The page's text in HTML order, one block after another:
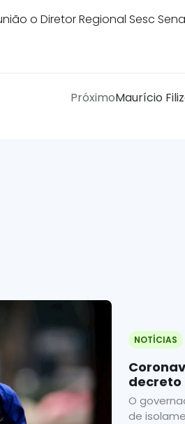
o Diretor Regional Sesc
PróximoMaurício
NOTÍCIAS
decreto
em
O
de